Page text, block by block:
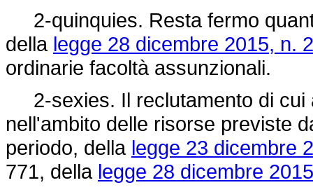
2-quinquies. Resta fermo
della legge 28 dicembre 2015, n.
ordinarie facoltà assunzionali.
2-sexies. Il reclutamento di cui
nell'ambito delle risorse previste
periodo, della legge 23 dicembre
771, della legge 28 dicembre